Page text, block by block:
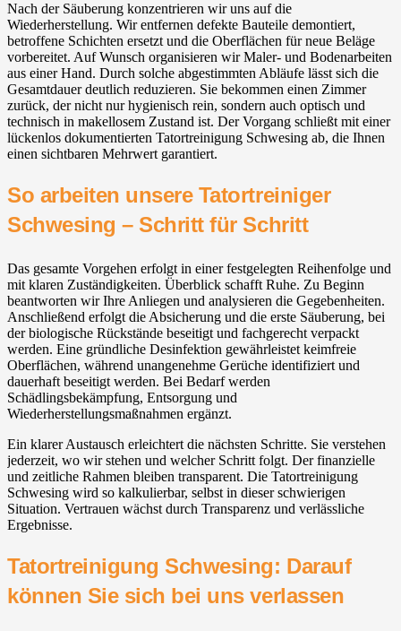
Nach der Säuberung konzentrieren wir uns auf die
Wiederherstellung. Wir entfernen defekte Bauteile demontiert,
betroffene Schichten ersetzt und die Oberflächen für neue Beläge
vorbereitet. Auf Wunsch organisieren wir Maler- und Bodenarbeiten
aus einer Hand. Durch solche abgestimmten Abläufe lässt sich die
Gesamtdauer deutlich reduzieren. Sie bekommen einen Zimmer
zurück, der nicht nur hygienisch rein, sondern auch optisch und
technisch in makellosem Zustand ist. Der Vorgang schließt mit einer
lückenlos dokumentierten Tatortreinigung Schwesing ab, die Ihnen
einen sichtbaren Mehrwert garantiert.
So arbeiten unsere Tatortreiniger
Schwesing – Schritt für Schritt
Das gesamte Vorgehen erfolgt in einer festgelegten Reihenfolge und
mit klaren Zuständigkeiten. Überblick schafft Ruhe. Zu Beginn
beantworten wir Ihre Anliegen und analysieren die Gegebenheiten.
Anschließend erfolgt die Absicherung und die erste Säuberung, bei
der biologische Rückstände beseitigt und fachgerecht verpackt
werden. Eine gründliche Desinfektion gewährleistet keimfreie
Oberflächen, während unangenehme Gerüche identifiziert und
dauerhaft beseitigt werden. Bei Bedarf werden
Schädlingsbekämpfung, Entsorgung und
Wiederherstellungsmaßnahmen ergänzt.
Ein klarer Austausch erleichtert die nächsten Schritte. Sie verstehen
jederzeit, wo wir stehen und welcher Schritt folgt. Der finanzielle
und zeitliche Rahmen bleiben transparent. Die Tatortreinigung
Schwesing wird so kalkulierbar, selbst in dieser schwierigen
Situation. Vertrauen wächst durch Transparenz und verlässliche
Ergebnisse.
Tatortreinigung Schwesing: Darauf
können Sie sich bei uns verlassen